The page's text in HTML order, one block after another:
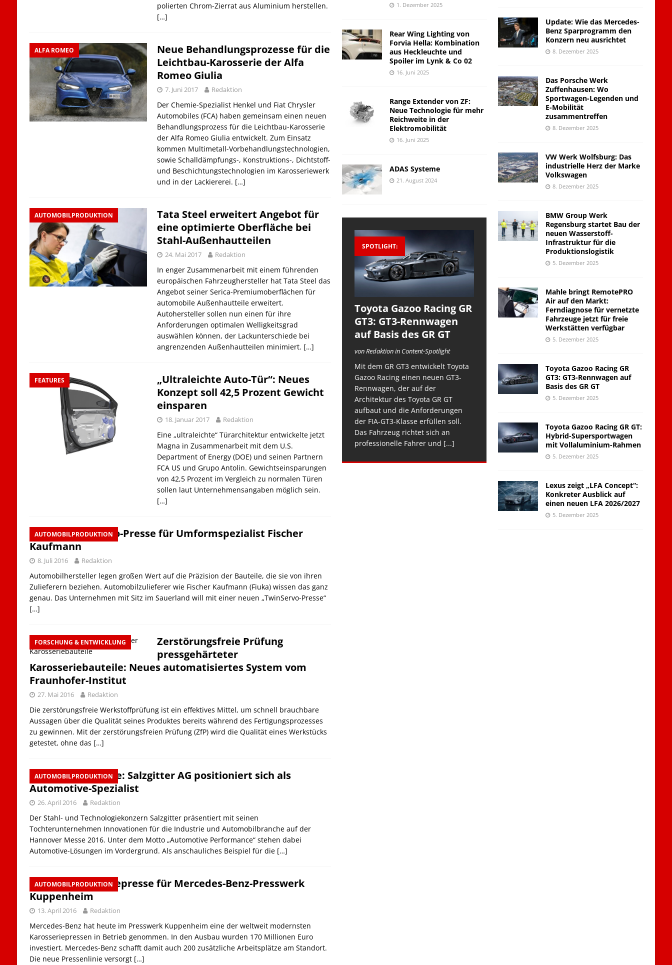
polierten Chrom-Zierrat aus Aluminium herstellen.
[…]
ALFA ROMEO
Neue Behandlungsprozesse für die
Leichtbau-Karosserie der Alfa
Romeo Giulia
7. Juni 2017 Redaktion
Der Chemie-Spezialist Henkel und Fiat Chrysler
Automobiles (FCA) haben gemeinsam einen neuen
Behandlungsprozess für die Leichtbau-Karosserie
der Alfa Romeo Giulia entwickelt. Zum Einsatz
kommen Multimetall-Vorbehandlungstechnologien,
sowie Schalldämpfungs-, Konstruktions-, Dichtstoff-
und Beschichtungstechnologien im Karosseriewerk
und in der Lackiererei. […]
AUTOMOBILPRODUKTION
Tata Steel erweitert Angebot für
eine optimierte Oberfläche bei
Stahl-Außenhautteilen
24. Mai 2017 Redaktion
In enger Zusammenarbeit mit einem führenden
europäischen Fahrzeughersteller hat Tata Steel das
Angebot seiner Serica-Premiumoberflächen für
automobile Außenhautteile erweitert.
Autohersteller sollen nun einen für ihre
Anforderungen optimalen Welligkeitsgrad
auswählen können, der Lackunterschiede bei
angrenzenden Außenhautteilen minimiert. […]
FEATURES
„Ultraleichte Auto-Tür“: Neues
Konzept soll 42,5 Prozent Gewicht
einsparen
18. Januar 2017 Redaktion
Eine „ultraleichte“ Türarchitektur entwickelte jetzt
Magna in Zusammenarbeit mit dem U.S.
Department of Energy (DOE) und seinen Partnern
FCA US und Grupo Antolin. Gewichtseinsparungen
von 42,5 Prozent im Vergleich zu normalen Türen
sollen laut Unternehmensangaben möglich sein.
[…]
AUTOMOBILPRODUKTION
Neue TwinServo-Presse für Umformspezialist Fischer
Kaufmann
8. Juli 2016 Redaktion
Automobilhersteller legen großen Wert auf die Präzision der Bauteile, die sie von ihren
Zulieferern beziehen. Automobilzulieferer wie Fischer Kaufmann (Fiuka) wissen das ganz
genau. Das Unternehmen mit Sitz im Sauerland will mit einer neuen „TwinServo-Presse“
[…]
FORSCHUNG & ENTWICKLUNG
Zerstörungsfreie Prüfung
pressgehärteter
Karosseriebauteile: Neues automatisiertes System vom
Fraunhofer-Institut
27. Mai 2016 Redaktion
Die zerstörungsfreie Werkstoffprüfung ist ein effektives Mittel, um schnell brauchbare
Aussagen über die Qualität seines Produktes bereits während des Fertigungsprozesses
zu gewinnen. Mit der zerstörungsfreien Prüfung (ZfP) wird die Qualität eines Werkstücks
getestet, ohne das […]
AUTOMOBILPRODUKTION
Hannover Messe: Salzgitter AG positioniert sich als
Automotive-Spezialist
26. April 2016 Redaktion
Der Stahl- und Technologiekonzern Salzgitter präsentiert mit seinen
Tochterunternehmen Innovationen für die Industrie und Automobilbranche auf der
Hannover Messe 2016. Unter dem Motto „Automotive Performance“ stehen dabei
Automotive-Lösungen im Vordergrund. Als anschauliches Beispiel für die […]
AUTOMOBILPRODUKTION
Neue Karosseriepresse für Mercedes-Benz-Presswerk
Kuppenheim
13. April 2016 Redaktion
Mercedes-Benz hat heute im Presswerk Kuppenheim eine der weltweit modernsten
Karosseriepressen in Betrieb genommen. In den Ausbau wurden 170 Millionen Euro
investiert. Mercedes-Benz schafft damit auch 200 zusätzliche Arbeitsplätze am Standort.
Die neue Pressenlinie versorgt […]
1. Dezember 2025
Rear Wing Lighting von
Forvia Hella: Kombination
aus Heckleuchte und
Spoiler im Lynk & Co 02
16. Juni 2025
Range Extender von ZF:
Neue Technologie für mehr
Reichweite in der
Elektromobilität
16. Juni 2025
ADAS Systeme
21. August 2024
SPOTLIGHT:
Toyota Gazoo Racing GR
GT3: GT3-Rennwagen
auf Basis des GR GT
von Redaktion in Content-Spotlight
Mit dem GR GT3 entwickelt Toyota
Gazoo Racing einen neuen GT3-
Rennwagen, der auf der
Architektur des Toyota GR GT
aufbaut und die Anforderungen
der FIA-GT3-Klasse erfüllen soll.
Das Fahrzeug richtet sich an
professionelle Fahrer und [...]
Update: Wie das Mercedes-
Benz Sparprogramm den
Konzern neu ausrichtet
8. Dezember 2025
Das Porsche Werk
Zuffenhausen: Wo
Sportwagen-Legenden und
E-Mobilität
zusammentreffen
8. Dezember 2025
VW Werk Wolfsburg: Das
industrielle Herz der Marke
Volkswagen
8. Dezember 2025
BMW Group Werk
Regensburg startet Bau der
neuen Wasserstoff-
Infrastruktur für die
Produktionslogistik
5. Dezember 2025
Mahle bringt RemotePRO
Air auf den Markt:
Ferndiagnose für vernetzte
Fahrzeuge jetzt für freie
Werkstätten verfügbar
5. Dezember 2025
Toyota Gazoo Racing GR
GT3: GT3-Rennwagen auf
Basis des GR GT
5. Dezember 2025
Toyota Gazoo Racing GR GT:
Hybrid-Supersportwagen
mit Vollaluminium-Rahmen
5. Dezember 2025
Lexus zeigt „LFA Concept“:
Konkreter Ausblick auf
einen neuen LFA 2026/2027
5. Dezember 2025